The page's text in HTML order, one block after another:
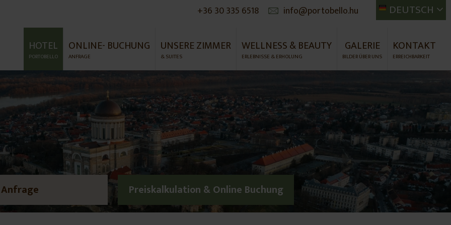
DEUTSCH
+36 30 335 6518 info@portobello.hu
HOTEL
PORTOBELLO
ONLINE- BUCHUNG
ANFRAGE
UNSERE ZIMMER
& SUITES
WELLNESS & BEAUTY
ERLEBNISSE & ERHOLUNG
GALERIE
BILDER ÜBER UNS
KONTAKT
ERREICHBARKEIT
Anfrage Preiskalkulation & Online Buchung